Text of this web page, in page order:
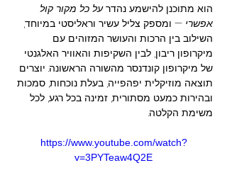
הוא מתוכנן להישמע נהדר על כל מקור קול
אפשרי — ומספק צליל עשיר וראליסטי במיוחד,
השילוב בין הרכות והעושר המזוהים עם
מיקרופון ריבון, לבין השקיפות והאוויר האלגנטי
של מיקרופון קונדנסר מהשורה הראשונה. יוצרים
תוצאה מוזיקלית יפהפייה, בעלת נוכחות, סמכות
ובהירות כמעט מסתורית, זמינה בכל רגע, לכל
משימת הקלטה.
https://www.youtube.com/watch?
v=3PYTeaw4Q2E